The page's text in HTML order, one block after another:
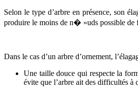
Selon le type d’arbre en présence, son
produire le moins de n� »uds possible de
Dans le cas d’un arbre d’ornement,
Une taille douce qui respecte la
évite que l’arbre ait des difficultés à